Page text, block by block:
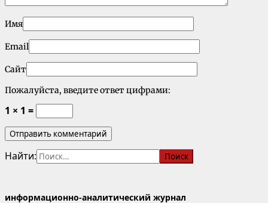
Имя
Email
Сайт
Пожалуйста, введите ответ цифрами:
1 × 1 =
Найти:
информационно-аналитический журнал